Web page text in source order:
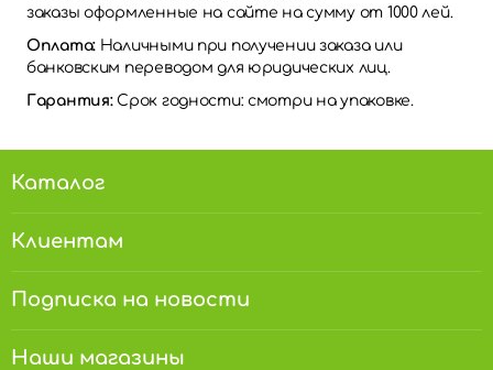
заказы оформленные на сайте на сумму от 1000 лей.
Оплата: Наличными при получении заказа или
банковским переводом для юридических лиц.
Гарантия:Срок годности: смотри на упаковке.
Каталог
Клиентам
Подписка на новости
Наши магазины